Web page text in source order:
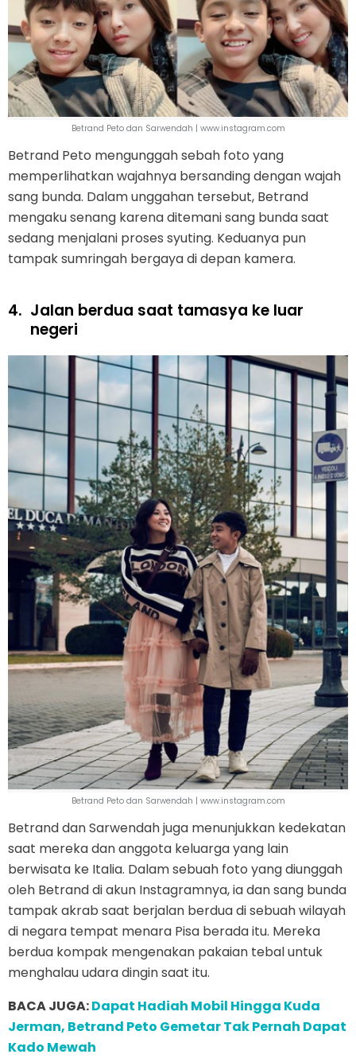
Betrand Peto dan Sarwendah | www.instagram.com
Betrand Peto mengunggah sebah foto yang
memperlihatkan wajahnya bersanding dengan wajah
sang bunda. Dalam unggahan tersebut, Betrand
mengaku senang karena ditemani sang bunda saat
sedang menjalani proses syuting. Keduanya pun
tampak sumringah bergaya di depan kamera.
4. Jalan berdua saat tamasya ke luar
negeri
Betrand Peto dan Sarwendah | www.instagram.com
Betrand dan Sarwendah juga menunjukkan kedekatan
saat mereka dan anggota keluarga yang lain
berwisata ke Italia. Dalam sebuah foto yang diunggah
oleh Betrand di akun Instagramnya, ia dan sang bunda
tampak akrab saat berjalan berdua di sebuah wilayah
di negara tempat menara Pisa berada itu. Mereka
berdua kompak mengenakan pakaian tebal untuk
menghalau udara dingin saat itu.
BACA JUGA:Dapat Hadiah Mobil Hingga Kuda
Jerman, Betrand Peto Gemetar Tak Pernah Dapat
Kado Mewah